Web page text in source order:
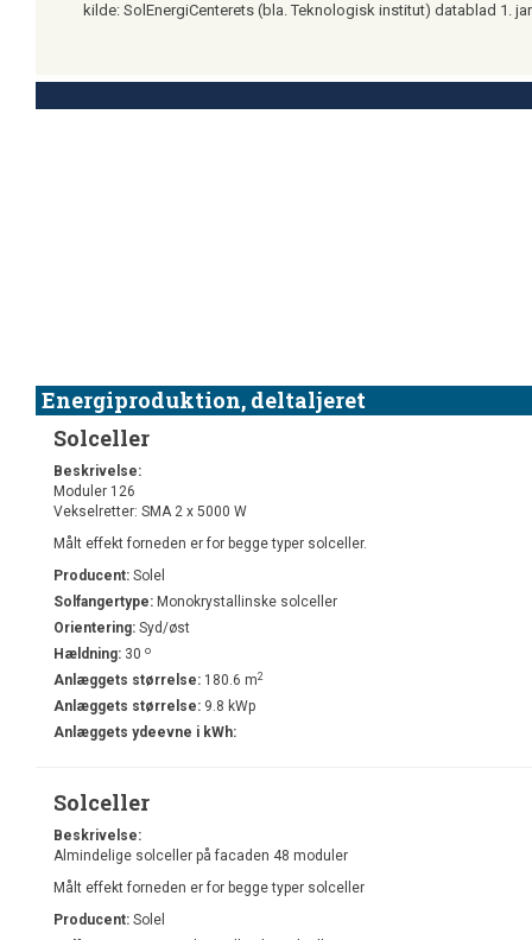
kilde: SolEnergiCenterets (bla. Teknologisk institut) datablad 1.
Energiproduktion, deltaljeret
Solceller
Beskrivelse:
Moduler 126
Vekselretter: SMA 2 x 5000 W
Målt effekt forneden er for begge typer solceller.
Producent: Solel
Solfangertype: Monokrystallinske solceller
Orientering: Syd/øst
Hældning: 30 o
Anlæggets størrelse: 180.6 m2
Anlæggets størrelse: 9.8 kWp
Anlæggets ydeevne i kWh:
Solceller
Beskrivelse:
Almindelige solceller på facaden 48 moduler
Målt effekt forneden er for begge typer solceller
Producent: Solel